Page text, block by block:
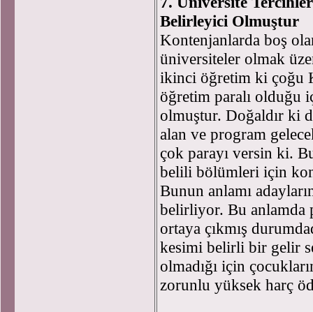
Belirleyici Olmuştur
Kontenjanlarda boş
üniversiteler olmak
ikinci öğretim ki çoğu
öğretim paralı olduğu
olmuştur. Doğaldır ki
alan ve program
çok parayı versin ki.
belili bölümleri için
Bunun anlamı
belirliyor. Bu anlamda
ortaya çıkmış
kesimi belirli bir gelir
olmadığı için
zorunlu yüksek harç